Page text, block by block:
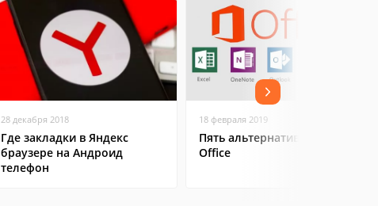
28 декабря 2018
Где закладки в Яндекс
браузере на Андроид
телефон
18 февраля 2019
Пять альтернатив Microsoft
Office